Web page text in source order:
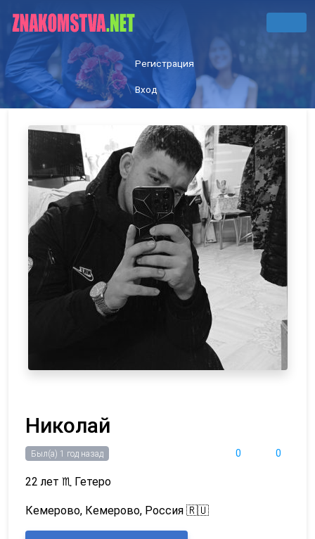
Регистрация
Вход
Николай
0 0
Был(а) 1 год назад
22 лет ♏ Гетеро
Кемерово, Кемерово, Россия 🇷🇺